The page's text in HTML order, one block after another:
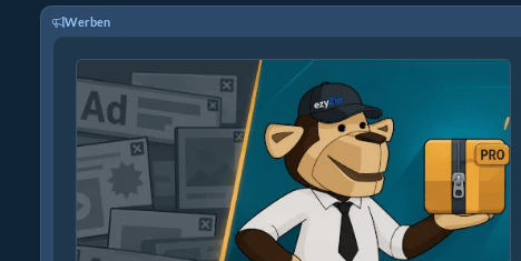
Werben